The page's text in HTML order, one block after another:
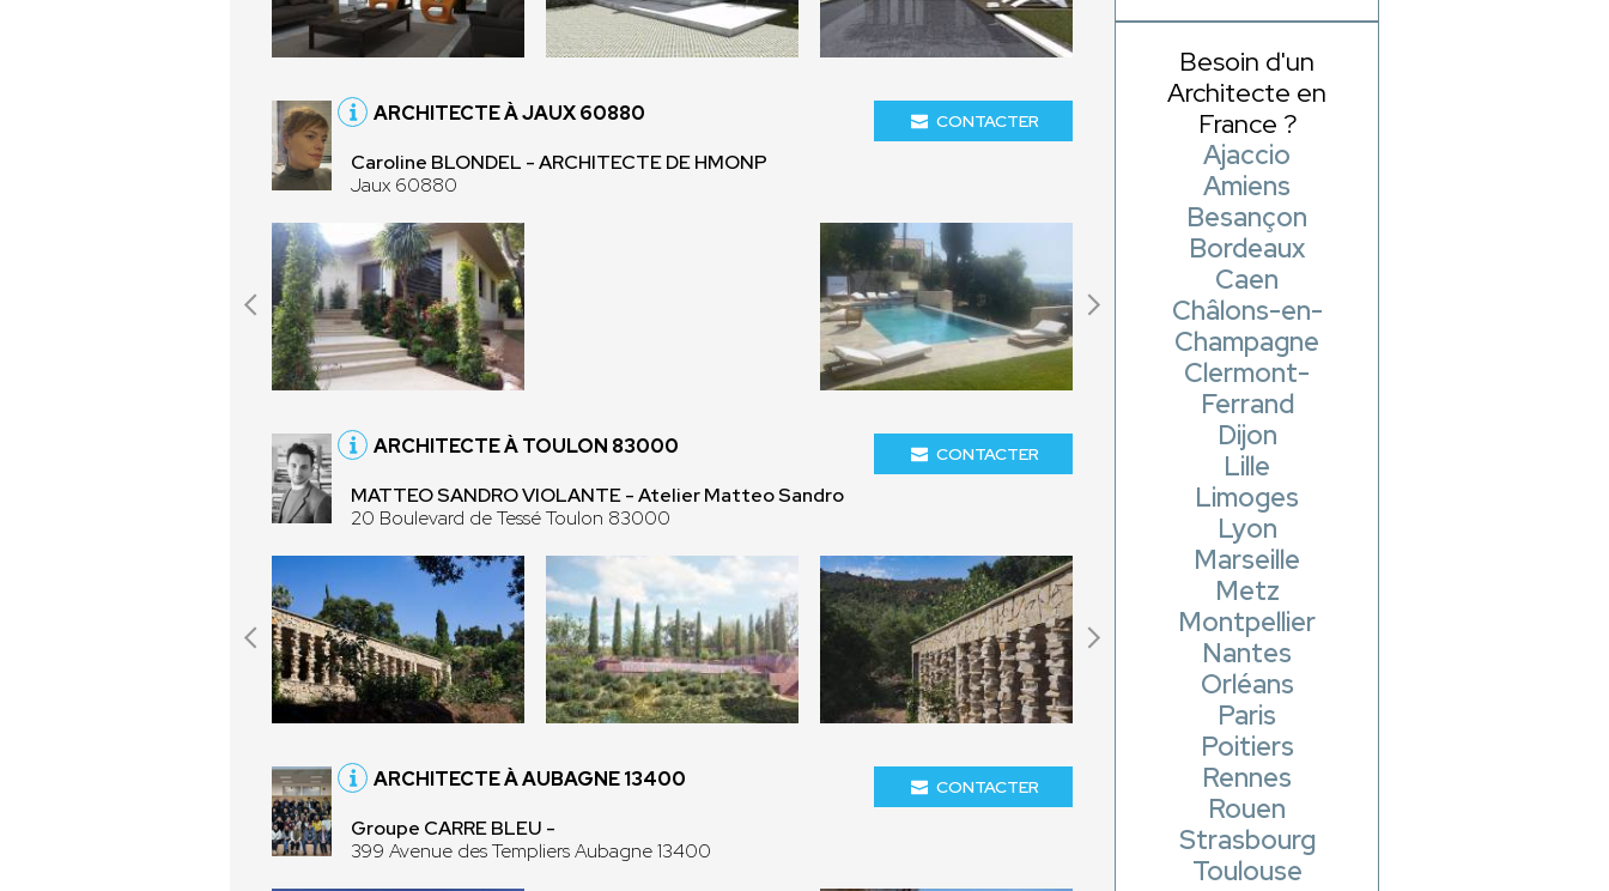
ARCHITECTE À JAUX 60880
Caroline BLONDEL - ARCHITECTE DE HMONP
Jaux 60880
CONTACTER
ARCHITECTE À TOULON 83000
MATTEO SANDRO VIOLANTE - Atelier Matteo Sandro
20 Boulevard de Tessé Toulon 83000
CONTACTER
ARCHITECTE À AUBAGNE 13400
Groupe CARRE BLEU -
399 Avenue des Templiers Aubagne 13400
CONTACTER
Besoin d'un
Architecte en
France ?
Ajaccio
Amiens
Besançon
Bordeaux
Caen
Châlons-en-
Champagne
Clermont-
Ferrand
Dijon
Lille
Limoges
Lyon
Marseille
Metz
Montpellier
Nantes
Orléans
Paris
Poitiers
Rennes
Rouen
Strasbourg
Toulouse